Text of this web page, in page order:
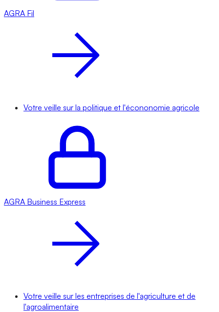
AGRA Fil
Votre veille sur la politique et l'écononomie agricole
AGRA Business Express
Votre veille sur les entreprises de l'agriculture et de
l'agroalimentaire